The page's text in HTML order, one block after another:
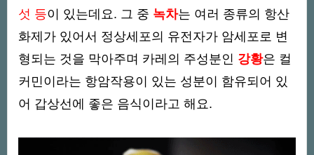
섯 등이 있는데요. 그 중 녹차는 여러 종류의 항산
화제가 있어서 정상세포의 유전자가 암세포로 변
형되는 것을 막아주며 카레의 주성분인 강황은 컬
커민이라는 항암작용이 있는 성분이 함유되어 있
어 갑상선에 좋은 음식이라고 해요.